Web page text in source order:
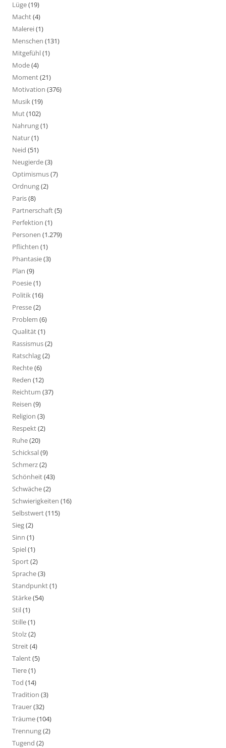
Lüge(19)
Macht(4)
Malerei(1)
Menschen (131)
Mitgefühl(1)
Mode(4)
Moment(21)
Motivation (376)
Musik(19)
Mut(102)
Nahrung(1)
Natur(1)
Neid (51)
Neugierde(3)
Optimismus(7)
Ordnung(2)
Paris(8)
Partnerschaft(5)
Perfektion (1)
Personen (1.279)
Pflichten (1)
Phantasie(3)
Plan (9)
Poesie(1)
Politik(16)
Presse(2)
Problem (6)
Qualität(1)
Rassismus(2)
Ratschlag(2)
Rechte(6)
Reden (12)
Reichtum (37)
Reisen (9)
Religion (3)
Respekt(2)
Ruhe(20)
Schicksal(9)
Schmerz(2)
Schönheit(43)
Schwäche(2)
Schwierigkeiten (16)
Selbstwert(115)
Sieg(2)
Sinn (1)
Spiel(1)
Sport(2)
Sprache(3)
Standpunkt(1)
Stärke(54)
Stil(1)
Stille(1)
Stolz(2)
Streit(4)
Talent(5)
Tiere(1)
Tod (14)
Tradition (3)
Trauer(32)
Träume(104)
Trennung(2)
Tugend (2)